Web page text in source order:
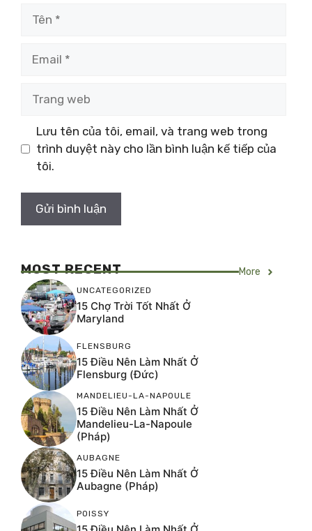
web
Lưu tên của tôi, email, và trang web trong
trình duyệt này cho lần bình luận kế tiếp của
tôi.
MOST RECENT More
UNCATEGORIZED
15 Chợ Trời Tốt Nhất Ở
Maryland
FLENSBURG
15 Điều Nên Làm Nhất Ở
Flensburg (Đức)
MANDELIEU-LA-NAPOULE
15 Điều Nên Làm Nhất Ở
Mandelieu-La-Napoule
(Pháp)
AUBAGNE
15 Điều Nên Làm Nhất Ở
Aubagne (Pháp)
POISSY